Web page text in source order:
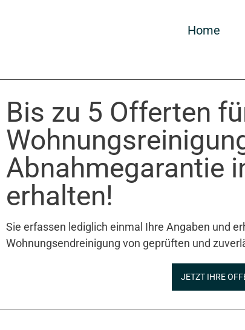
Home
Bis zu 5 Offerten
Abnahmegarantie
erhalten!
Sie erfassen lediglich einmal Ihre Angaben und
Wohnungsendreinigung von geprüften und
JETZT IHRE